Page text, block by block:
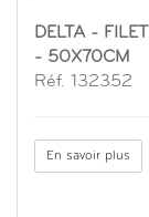
DELTA -
- 50X70CM
Réf. 132352
En savoir plus